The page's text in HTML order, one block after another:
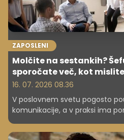
ZAPOSLENI
Molčite na sestankih?
sporočate več, kot mislite
16. 07. 2026 08.36
V poslovnem svetu pogosto
komunikacije, a v praksi ima
pasivnosti ali